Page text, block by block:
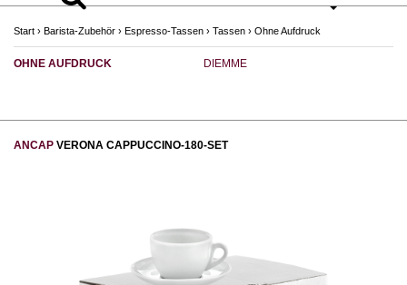
Start › Barista-Zubehör › Espresso-Tassen › Tassen › Ohne Aufdruck
OHNE AUFDRUCK DIEMME
ANCAP VERONA CAPPUCCINO-180-SET